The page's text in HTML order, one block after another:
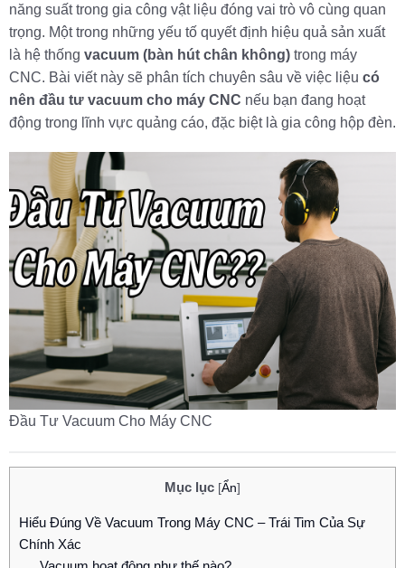
năng suất trong gia công vật liệu đóng vai trò vô cùng quan
trọng. Một trong những yếu tố quyết định hiệu quả sản xuất
là hệ thống vacuum (bàn hút chân không) trong máy
CNC. Bài viết này sẽ phân tích chuyên sâu về việc liệu có
nên đầu tư vacuum cho máy CNC nếu bạn đang hoạt
động trong lĩnh vực quảng cáo, đặc biệt là gia công hộp đèn.
Đầu Tư Vacuum Cho Máy CNC
Mục lục [Ẩn]
Hiểu Đúng Về Vacuum Trong Máy CNC – Trái Tim Của Sự
Chính Xác